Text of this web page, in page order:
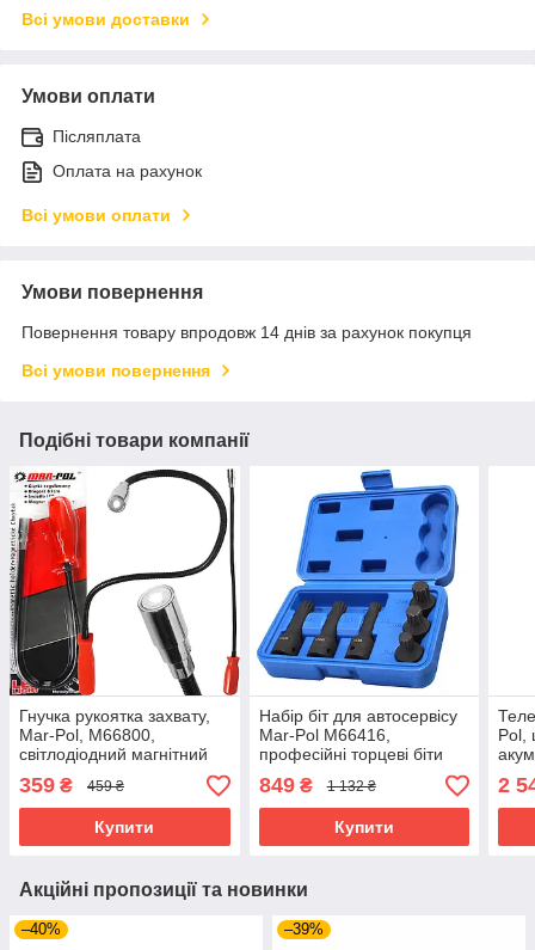
Всі умови доставки
Умови оплати
Післяплата
Оплата на рахунок
Всі умови оплати
Умови повернення
Повернення товару впродовж 14 днів за рахунок покупця
Всі умови повернення
Подібні товари компанії
Гнучка рукоятка захвату,
Mar-Pol, M66800,
світлодіодний магнітний
захват 61 см
359 ₴ 459 ₴
Купити
Набір біт для автосервісу
Mar-Pol M66416,
професійні торцеві біти
M14-M18
849₴ 1 132 ₴
Купити
Pol,
2
Акційні пропозиції та новинки
–40% –39%